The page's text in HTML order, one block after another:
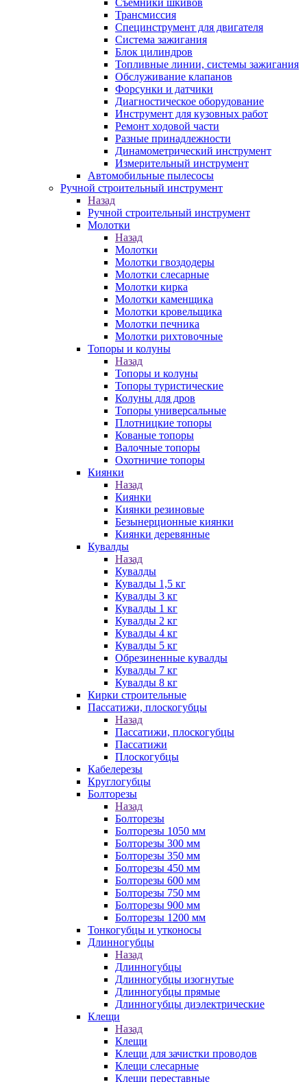
Съемники шкивов
Трансмиссия
Специнструмент для двигателя
Система зажигания
Блок цилиндров
Топливные линии, системы зажигания
Обслуживание клапанов
Форсунки и датчики
Диагностическое оборудование
Инструмент для кузовных работ
Ремонт ходовой части
Разные принадлежности
Динамометрический инструмент
Измерительный инструмент
Автомобильные пылесосы
Ручной строительный инструмент
Назад
Ручной строительный инструмент
Молотки
Назад
Молотки
Молотки гвоздодеры
Молотки слесарные
Молотки кирка
Молотки каменщика
Молотки кровельщика
Молотки печника
Молотки рихтовочные
Топоры и колуны
Назад
Топоры и колуны
Топоры туристические
Колуны для дров
Топоры универсальные
Плотницкие топоры
Кованые топоры
Валочные топоры
Охотничие топоры
Киянки
Назад
Киянки
Киянки резиновые
Безынерционные киянки
Киянки деревянные
Кувалды
Назад
Кувалды
Кувалды 1,5 кг
Кувалды 3 кг
Кувалды 1 кг
Кувалды 2 кг
Кувалды 4 кг
Кувалды 5 кг
Обрезиненные кувалды
Кувалды 7 кг
Кувалды 8 кг
Кирки строительные
Пассатижи, плоскогубцы
Назад
Пассатижи, плоскогубцы
Пассатижи
Плоскогубцы
Кабелерезы
Круглогубцы
Болторезы
Назад
Болторезы
Болторезы 1050 мм
Болторезы 300 мм
Болторезы 350 мм
Болторезы 450 мм
Болторезы 600 мм
Болторезы 750 мм
Болторезы 900 мм
Болторезы 1200 мм
Тонкогубцы и утконосы
Длинногубцы
Назад
Длинногубцы
Длинногубцы изогнутые
Длинногубцы прямые
Длинногубцы диэлектрические
Клещи
Назад
Клещи
Клещи для зачистки проводов
Клещи слесарные
Клещи переставные